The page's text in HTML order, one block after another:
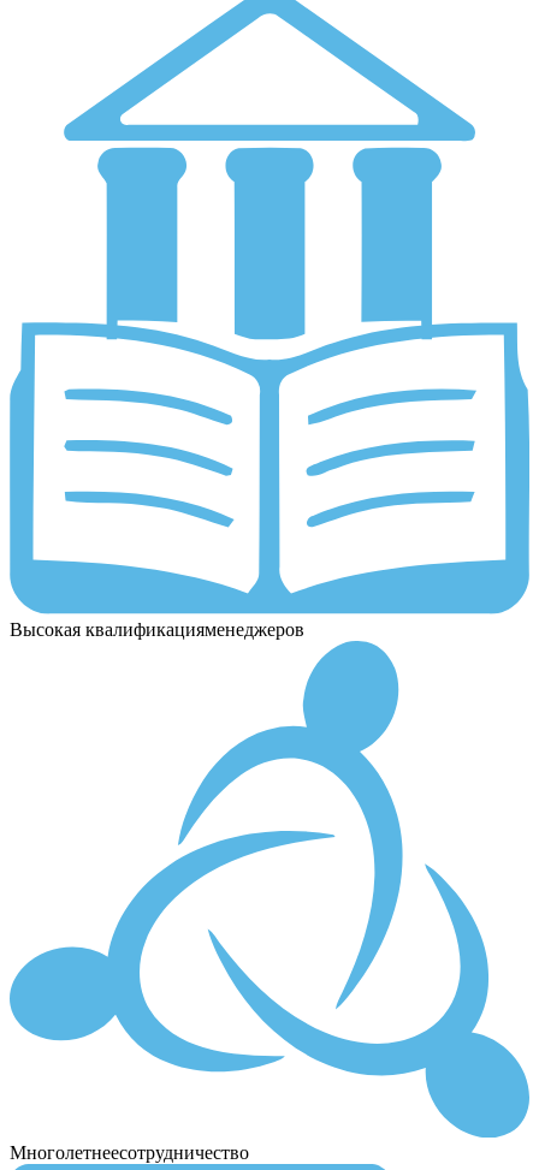
Высокая квалификацияменеджеров
Многолетнеесотрудничество